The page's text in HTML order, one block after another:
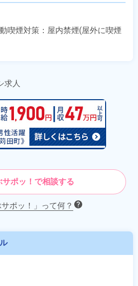
喫煙対策：屋内禁煙(屋外に喫煙
求人
サポッ！で相談する
サポッ！」って何？